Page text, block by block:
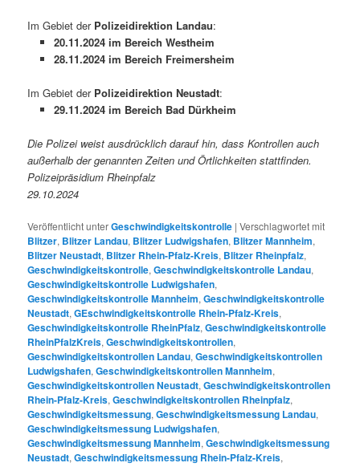
Im Gebiet der Polizeidirektion Landau:
20.11.2024 im Bereich Westheim
28.11.2024 im Bereich Freimersheim
Im Gebiet der Polizeidirektion Neustadt:
29.11.2024 im Bereich Bad Dürkheim
Die Polizei weist ausdrücklich darauf hin, dass Kontrollen auch
außerhalb der genannten Zeiten und Örtlichkeiten stattfinden.
Polizeipräsidium Rheinpfalz
29.10.2024
Veröffentlicht unterGeschwindigkeitskontrolle |Verschlagwortet mit
Blitzer, Blitzer Landau, Blitzer Ludwigshafen, Blitzer Mannheim,
Blitzer Neustadt, Blitzer Rhein-Pfalz-Kreis, Blitzer Rheinpfalz,
Geschwindigkeitskontrolle,Geschwindigkeitskontrolle Landau,
Geschwindigkeitskontrolle Ludwigshafen,
Geschwindigkeitskontrolle Mannheim,Geschwindigkeitskontrolle
Neustadt,GEschwindigkeitskontrolle Rhein-Pfalz-Kreis,
Geschwindigkeitskontrolle RheinPfalz,Geschwindigkeitskontrolle
RheinPfalzKreis,Geschwindigkeitskontrollen,
Geschwindigkeitskontrollen Landau,Geschwindigkeitskontrollen
Ludwigshafen,Geschwindigkeitskontrollen Mannheim,
Geschwindigkeitskontrollen Neustadt,Geschwindigkeitskontrollen
Rhein-Pfalz-Kreis,Geschwindigkeitskontrollen Rheinpfalz,
Geschwindigkeitsmessung,Geschwindigkeitsmessung Landau,
Geschwindigkeitsmessung Ludwigshafen,
Geschwindigkeitsmessung Mannheim,Geschwindigkeitsmessung
Neustadt,Geschwindigkeitsmessung Rhein-Pfalz-Kreis,